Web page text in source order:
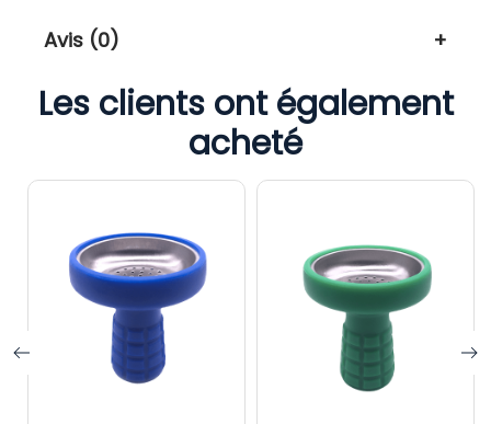
Avis (0)
Les clients ont également
acheté